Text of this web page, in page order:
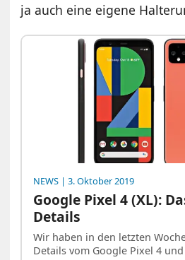
ja auch eine eigene
NEWS | 3. Oktober 2019
Google Pixel 4 (XL):
Details
Wir haben in den letzten
Details vom Google Pixel 4